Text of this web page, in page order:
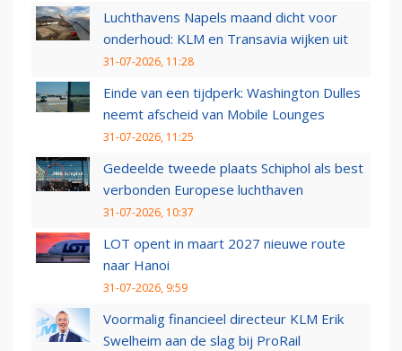
Luchthavens Napels maand dicht voor
onderhoud: KLM en Transavia wijken uit
31-07-2026, 11:28
Einde van een tijdperk: Washington Dulles
neemt afscheid van Mobile Lounges
31-07-2026, 11:25
Gedeelde tweede plaats Schiphol als best
verbonden Europese luchthaven
31-07-2026, 10:37
LOT opent in maart 2027 nieuwe route
naar Hanoi
31-07-2026, 9:59
Voormalig financieel directeur KLM Erik
Swelheim aan de slag bij ProRail